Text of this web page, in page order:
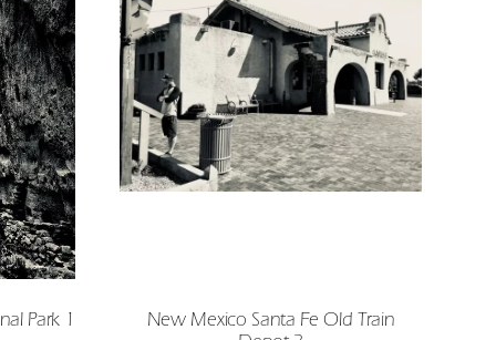
Park 1
New Mexico Santa Fe Old Train